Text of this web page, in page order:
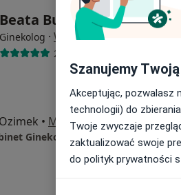
Beata Budyłowska
Ginekolog · Więcej
268 opinii
• Mapa
Specjalistyczny Gabinet Ginekologiczno - Położniczy Beata Budyłowska
Brak ceny
Szanujemy
Akceptując, pozwalasz
technologii) do
Twoje zwyczaje
zaktualizować swoje
do polityk prywatności